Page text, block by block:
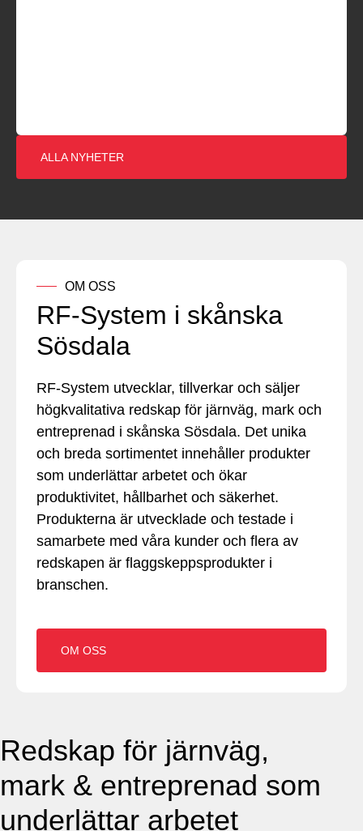
ALLA NYHETER
OM OSS
RF-System i skånska
Sösdala
RF-System utvecklar, tillverkar och säljer
högkvalitativa redskap för järnväg, mark och
entreprenad i skånska Sösdala. Det unika
och breda sortimentet innehåller produkter
som underlättar arbetet och ökar
produktivitet, hållbarhet och säkerhet.
Produkterna är utvecklade och testade i
samarbete med våra kunder och flera av
redskapen är flaggskeppsprodukter i
branschen.
OM OSS
Redskap för järnväg,
mark & entreprenad som
underlättar arbetet